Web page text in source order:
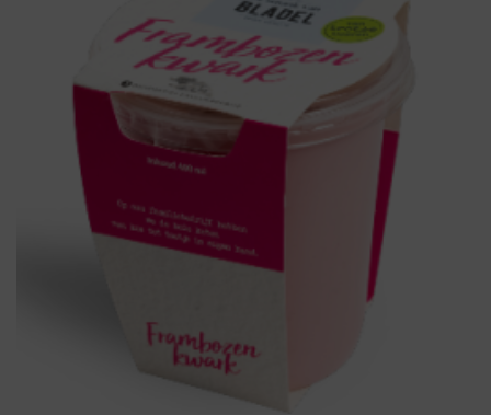
Toevoegen aan
boodschappenlijst